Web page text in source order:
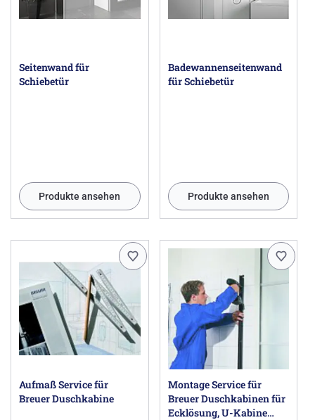
Seitenwand für
Schiebetür
Produkte ansehen
Badewannenseitenwand
für Schiebetür
Produkte ansehen
Aufmaß Service für
Breuer Duschkabine
Montage Service für
Breuer Duschkabinen für
Ecklösung, U-Kabine